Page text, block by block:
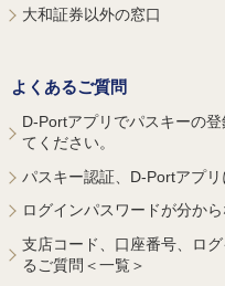
大和証券以外の窓口
よくあるご質問
D-Portアプリでパスキーの
てください。
パスキー認証、D-Portアプ
ログインパスワードが分か
支店コード、口座番号、ロ
るご質問＜一覧＞